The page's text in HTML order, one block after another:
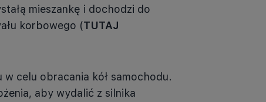
mieszankę i dochodzi do
korbowego (TUTAJ
w celu obracania kół samochodu.
aby wydalić z silnika